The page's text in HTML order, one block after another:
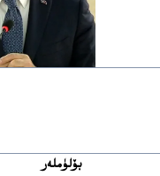
بۆلۈملەر